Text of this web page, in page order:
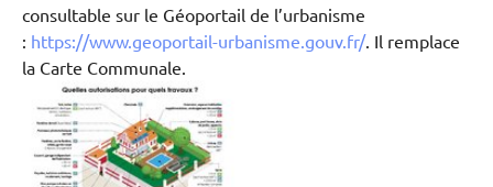
consultable sur le Géoportail de l’urbanisme
: https://www.geoportail-urbanisme.gouv.fr/. Il remplace
la Carte Communale.